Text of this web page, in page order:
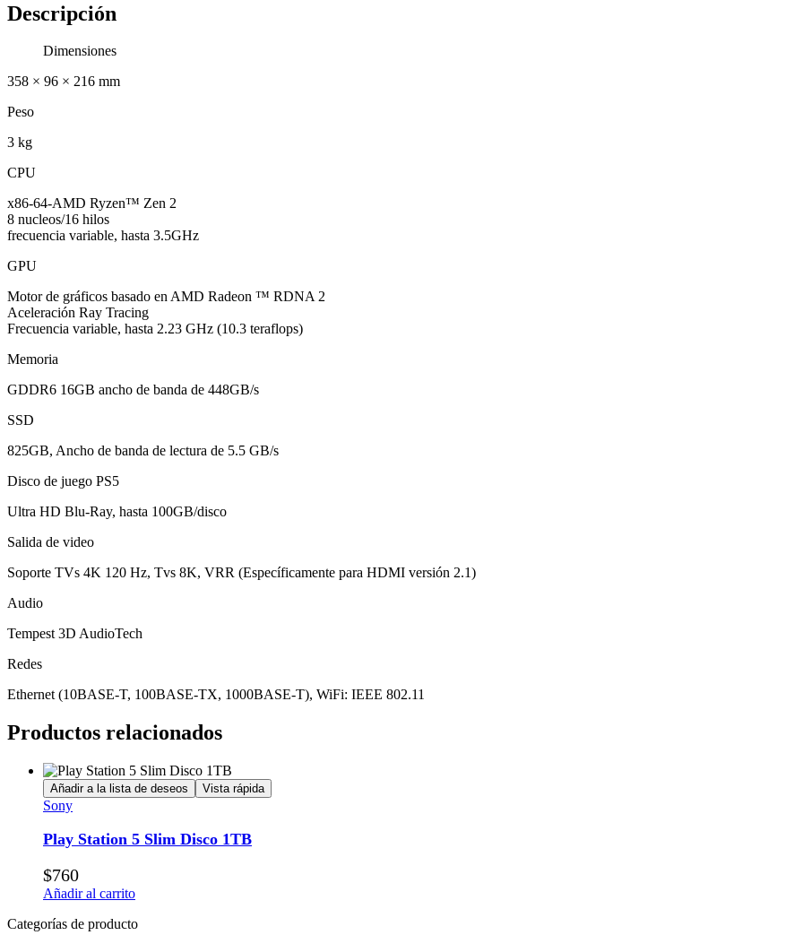
Descripción
Dimensiones
358 × 96 × 216 mm
Peso
3 kg
CPU
x86-64-AMD Ryzen™ Zen 2
8 nucleos/16 hilos
frecuencia variable, hasta 3.5GHz
GPU
Motor de gráficos basado en AMD Radeon ™ RDNA 2
Aceleración Ray Tracing
Frecuencia variable, hasta 2.23 GHz (10.3 teraflops)
Memoria
GDDR6 16GB ancho de banda de 448GB/s
SSD
825GB, Ancho de banda de lectura de 5.5 GB/s
Disco de juego PS5
Ultra HD Blu-Ray, hasta 100GB/disco
Salida de video
Soporte TVs 4K 120 Hz, Tvs 8K, VRR (Específicamente para HDMI versión 2.1)
Audio
Tempest 3D AudioTech
Redes
Ethernet (10BASE-T, 100BASE-TX, 1000BASE-T), WiFi: IEEE 802.11
Productos relacionados
Añadir a la lista de deseos Vista rápida
Sony
Play Station 5 Slim Disco 1TB
$760
Añadir al carrito
Categorías de producto